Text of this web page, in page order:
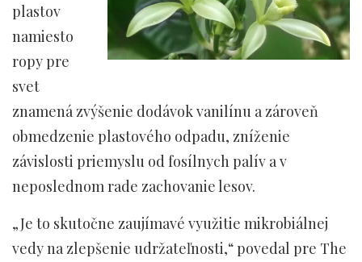
plastov
namiesto
ropy pre
svet
znamená zvýšenie dodávok vanilínu a zároveň
obmedzenie plastového odpadu, zníženie
závislosti priemyslu od fosílnych palív a v
neposlednom rade zachovanie lesov.
„Je to skutočne zaujímavé využitie mikrobiálnej
vedy na zlepšenie udržateľnosti,“ povedal pre The